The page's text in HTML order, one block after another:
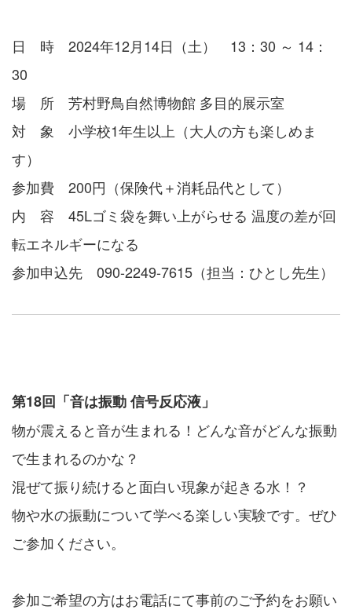
日 時 2024年12月14日（土） 13：30 ～ 14：
30
場 所 芳村野鳥自然博物館 多目的展示室
対 象 小学校1年生以上（大人の方も楽しめま
す）
参加費 200円（保険代＋消耗品代として）
内 容 45Lゴミ袋を舞い上がらせる 温度の差が回
転エネルギーになる
参加申込先 090-2249-7615（担当：ひとし先生）
第18回「音は振動 信号反応液」
物が震えると音が生まれる！どんな音がどんな振動
で生まれるのかな？
混ぜて振り続けると面白い現象が起きる水！？
物や水の振動について学べる楽しい実験です。ぜひ
ご参加ください。
参加ご希望の方はお電話にて事前のご予約をお願い